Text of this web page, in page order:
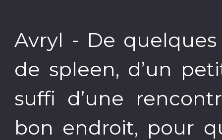
Avryl - De quelques
de spleen, d’un
suffi d’une
bon endroit, pour